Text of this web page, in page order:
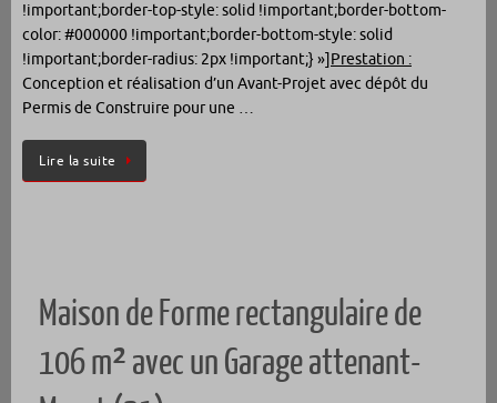
!important;border-top-style: solid !important;border-bottom-
color: #000000 !important;border-bottom-style: solid
!important;border-radius: 2px !important;} »] Prestation :
Conception et réalisation d’un Avant-Projet avec dépôt du
Permis de Construire pour une …
Lire la suite
Maison de Forme rectangulaire de
106 m² avec un Garage attenant-